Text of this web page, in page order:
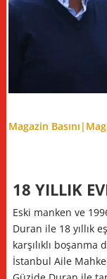
Magazin Basını|
18 YILLIK
Eski manken ve
Duran ile 18 yıllık
karşılıklı
İstanbul Aile